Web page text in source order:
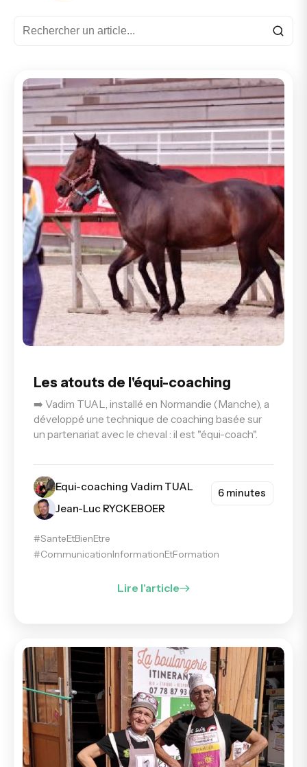
Les atouts de l'équi-coaching
➡️ Vadim TUAL, installé en Normandie (Manche), a
développé une technique de coaching basée sur
un partenariat avec le cheval : il est "équi-coach".
Equi-coaching Vadim TUAL
Jean-Luc RYCKEBOER
6 minutes
#SanteEtBienEtre
#CommunicationInformationEtFormation
Lire l'article